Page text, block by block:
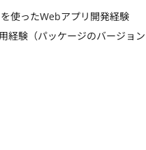
使ったWebアプリ開発経験
経験（パッケージのバージョン